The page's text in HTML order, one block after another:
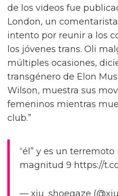
como trans y
aniversario desde que
con las competidoras
Bosco, así como con
estrella de la Temporada
leyendas dice: “Una de
mi vida,” acompañado
corazón, brillo y la
“Olvidé empacar mis
Las fotos del
Drag Race' Pearl,
'RuPaul's Drag Race'